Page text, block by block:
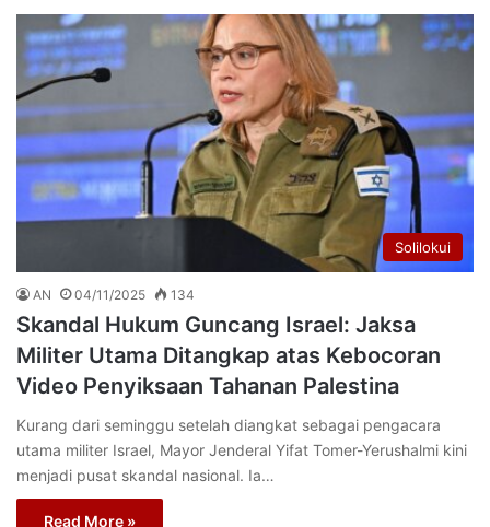
Solilokui
AN 04/11/2025 134
Skandal Hukum Guncang Israel: Jaksa
Militer Utama Ditangkap atas Kebocoran
Video Penyiksaan Tahanan Palestina
Kurang dari seminggu setelah diangkat sebagai pengacara
utama militer Israel, Mayor Jenderal Yifat Tomer-Yerushalmi kini
menjadi pusat skandal nasional. Ia…
Read More »